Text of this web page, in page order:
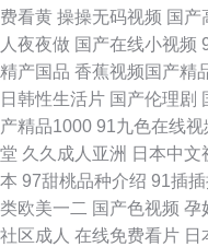
费看黄 操操无码视频 国产
人夜夜做 国产在线小视频
精产国品 香蕉视频国产精
日韩性生活片 国产伦理剧
产精品1000 91九色在线视
堂 久久成人亚洲 日本中文
本 97甜桃品种介绍 91插
类欧美一二 国产色视频 孕
社区成人 在线免费看片 日